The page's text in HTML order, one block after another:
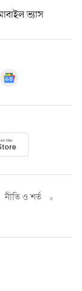
ভ্যাস
নীতি ও শর্ত